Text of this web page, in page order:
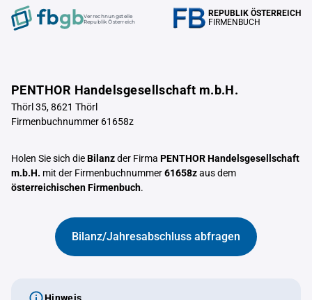
Verrechnungstelle
Republik Österreich
REPUBLIK ÖSTERREICH
FIRMENBUCH
PENTHOR Handelsgesellschaft m.b.H.
Thörl 35, 8621 Thörl
Firmenbuchnummer 61658z
Holen Sie sich dieBilanzder Firma PENTHOR Handelsgesellschaft
m.b.H. mit der Firmenbuchnummer61658zaus dem
österreichischen Firmenbuch.
Bilanz/Jahresabschluss abfragen